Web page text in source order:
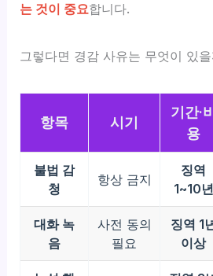
는 것이 중요합니다.
그렇다면 경감 사유는 무엇이 있
항목 시기
기간·비
용
불법 감
청
항상 금지
징역
1~10년
대화 녹
음
사전 동의
필요
징역 1
이상